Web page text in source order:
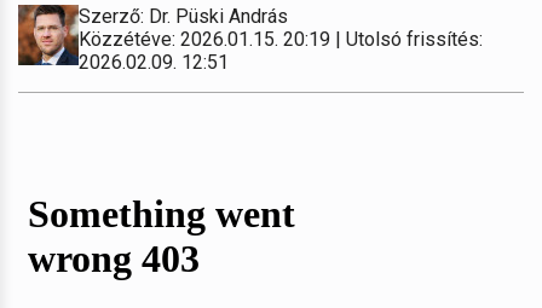
Szerző: Dr. Püski András
Közzétéve: 2026.01.15. 20:19 | Utolsó frissítés:
2026.02.09. 12:51